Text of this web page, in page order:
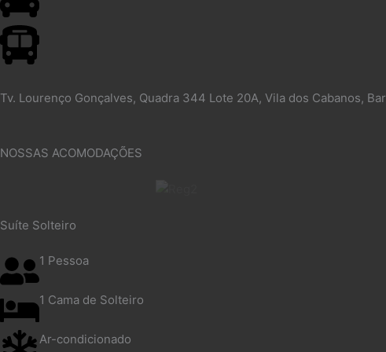
Tv. Lourenço Gonçalves, Quadra 344 Lote 20A, Vila dos Cabanos,
NOSSAS ACOMODAÇÕES
Suíte Solteiro
1 Pessoa
1 Cama de Solteiro
Ar-condicionado